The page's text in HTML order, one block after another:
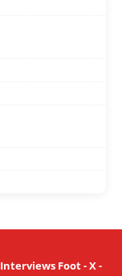
Interviews Foot-X-